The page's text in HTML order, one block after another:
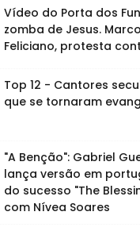
Vídeo do Porta dos
zomba de Jesus. Marco
Feliciano, protesta
Top 12 - Cantores
que se tornaram
"A Benção": Gabriel
lança versão em
do sucesso "The
com Nívea Soares